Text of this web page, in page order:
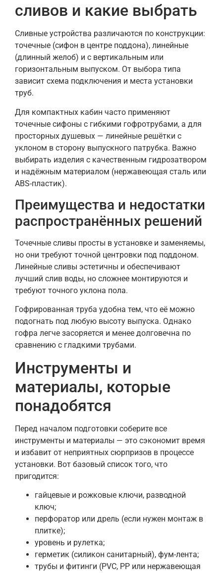
сливов и какие выбрать
Сливные устройства различаются по конструкции:
точечные (сифон в центре поддона), линейные
(длинный желоб) и с вертикальным или
горизонтальным выпуском. От выбора типа
зависит схема подключения и места установки
труб.
Для компактных кабин часто применяют
точечные сифоны с гибкими гофротрубами, а для
просторных душевых — линейные решётки с
уклоном в сторону выпускного патрубка. Важно
выбирать изделия с качественным гидрозатвором
и надёжным материалом (нержавеющая сталь или
ABS-пластик).
Преимущества и недостатки
распространённых решений
Точечные сливы просты в установке и заменяемы,
но они требуют точной центровки под поддоном.
Линейные сливы эстетичны и обеспечивают
лучший слив воды, но сложнее монтируются и
требуют точного уклона пола.
Гофрированная труба удобна тем, что её можно
подогнать под любую высоту выпуска. Однако
гофра легче засоряется и менее долговечна по
сравнению с гладкими трубами.
Инструменты и
материалы, которые
понадобятся
Перед началом подготовки соберите все
инструменты и материалы — это сэкономит время
и избавит от неприятных сюрпризов в процессе
установки. Вот базовый список того, что
пригодится:
гайцевые и рожковые ключи, разводной
ключ;
перфоратор или дрель (если нужен монтаж в
плитке);
уровень и рулетка;
герметик (силикон санитарный), фум-лента;
трубы и фитинги (PVC, PP или нержавеющая